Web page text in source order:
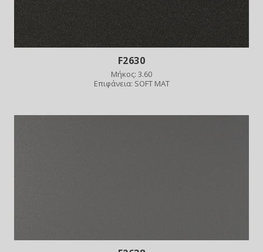
F2630
Μήκος: 3.60
Επιφάνεια: SOFT MAT